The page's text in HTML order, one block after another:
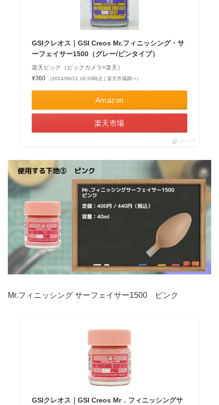
GSIクレオス｜GSI Creos Mr.フィニッシング・サ
ーフェイサー1500（グレー/ビンタイプ）
楽天ビック（ビックカメラ×楽天）
¥360
（2024/06/11 16:33時点 | 楽天市場調べ）
Amazon
楽天市場
ポチップ
Mr.フィニッシング サーフェイサー1500 ピンク
GSIクレオス｜GSI Creos Mr．フィニッシングサ